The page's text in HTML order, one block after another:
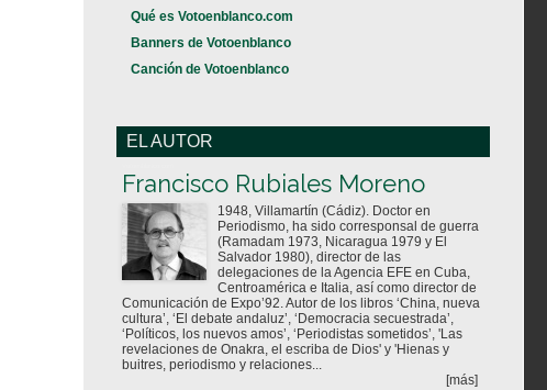
Qué es Votoenblanco.com
Banners de Votoenblanco
Canción de Votoenblanco
EL AUTOR
Francisco Rubiales Moreno
1948, Villamartín (Cádiz). Doctor en
Periodismo, ha sido corresponsal de guerra
(Ramadam 1973, Nicaragua 1979 y El
Salvador 1980), director de las
delegaciones de la Agencia EFE en Cuba,
Centroamérica e Italia, así como director de
Comunicación de Expo’92. Autor de los libros ‘China, nueva
cultura’, ‘El debate andaluz’, ‘Democracia secuestrada’,
‘Políticos, los nuevos amos’, ‘Periodistas sometidos’, 'Las
revelaciones de Onakra, el escriba de Dios' y 'Hienas y
buitres, periodismo y relaciones...
[más]